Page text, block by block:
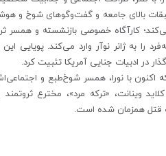
بالای جامعه و گفت‌وگوهای شوخ و
می‌کند؛ کارآگاه خصوصی بازنشسته و
به ژانر نوآر وارد می‌کند. پویایی
در ادبیات جنایی آمریکا تثبیت کرد.
اکنون با نورا، همسر شوخ‌طبع و
وینانت، «ترکه مرد»، مخترع
قتل همزمان شده است.